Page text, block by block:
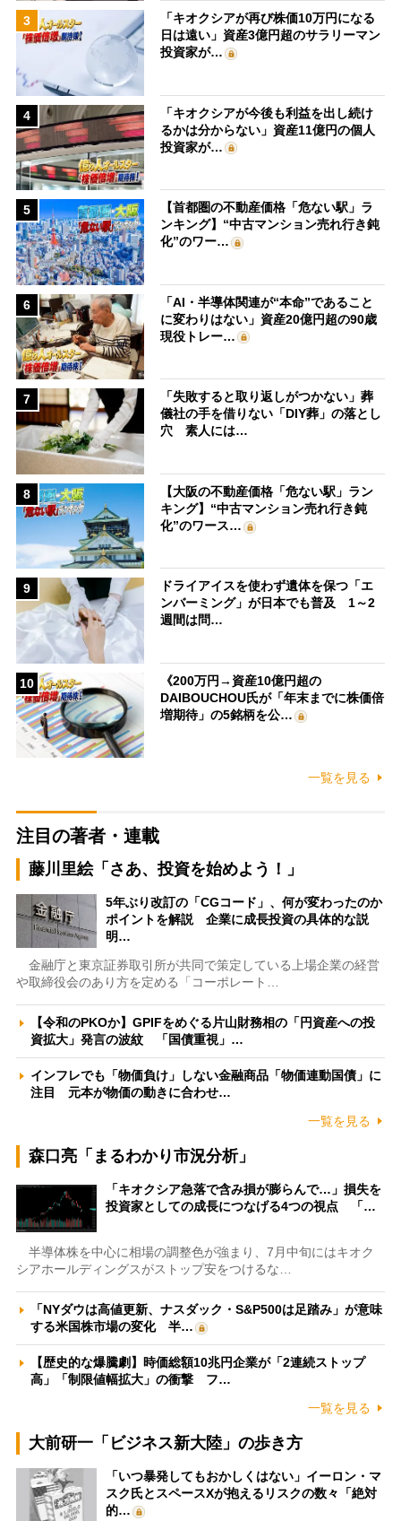
3
「キオクシアが再び株価10万円になる
日は遠い」資産3億円超のサラリーマン
投資家が…
4
「キオクシアが今後も利益を出し続け
るかは分からない」資産11億円の個人
投資家が…
5
【首都圏の不動産価格「危ない駅」ラ
ンキング】“中古マンション売れ行き鈍
化”のワー…
6
「AI・半導体関連が“本命”であること
に変わりはない」資産20億円超の90歳
現役トレー…
7
「失敗すると取り返しがつかない」葬
儀社の手を借りない「DIY葬」の落とし
穴 素人には…
8
【大阪の不動産価格「危ない駅」ラン
キング】“中古マンション売れ行き鈍
化”のワース…
9
ドライアイスを使わず遺体を保つ「エ
ンバーミング」が日本でも普及 1～2
週間は問…
10
《200万円→資産10億円超の
DAIBOUCHOU氏が「年末までに株価倍
増期待」の5銘柄を公…
一覧を見る
注目の著者・連載
藤川里絵「さあ、投資を始めよう！」
5年ぶり改訂の「CGコード」、何が変わったのか
ポイントを解説 企業に成長投資の具体的な説
明…
金融庁と東京証券取引所が共同で策定している上場企業の経営
や取締役会のあり方を定める「コーポレート…
【令和のPKOか】GPIFをめぐる片山財務相の「円資産への投
資拡大」発言の波紋 「国債重視」…
インフレでも「物価負け」しない金融商品「物価連動国債」に
注目 元本が物価の動きに合わせ…
一覧を見る
森口亮「まるわかり市況分析」
「キオクシア急落で含み損が膨らんで…」損失を
投資家としての成長につなげる4つの視点 「…
半導体株を中心に相場の調整色が強まり、7月中旬にはキオク
シアホールディングスがストップ安をつけるな…
「NYダウは高値更新、ナスダック・S&P500は足踏み」が意味
する米国株市場の変化 半…
【歴史的な爆騰劇】時価総額10兆円企業が「2連続ストップ
高」「制限値幅拡大」の衝撃 フ…
一覧を見る
大前研一「ビジネス新大陸」の歩き方
「いつ暴発してもおかしくはない」イーロン・マ
スク氏とスペースXが抱えるリスクの数々「絶対
的…